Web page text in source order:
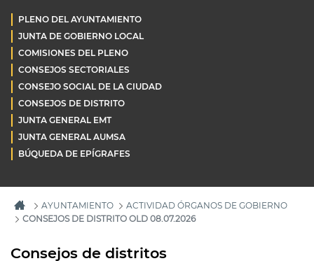
PLENO DEL AYUNTAMIENTO
JUNTA DE GOBIERNO LOCAL
COMISIONES DEL PLENO
CONSEJOS SECTORIALES
CONSEJO SOCIAL DE LA CIUDAD
CONSEJOS DE DISTRITO
JUNTA GENERAL EMT
JUNTA GENERAL AUMSA
BÚQUEDA DE EPÍGRAFES
AYUNTAMIENTO
ACTIVIDAD ÓRGANOS DE GOBIERNO
CONSEJOS DE DISTRITO OLD 08.07.2026
Consejos de distritos